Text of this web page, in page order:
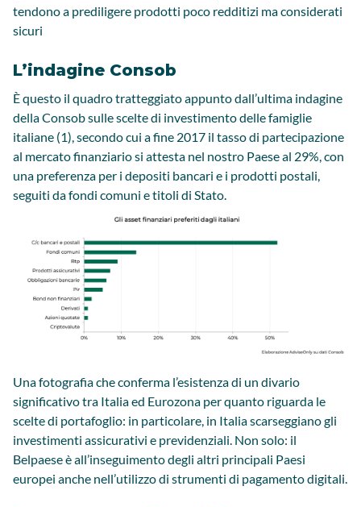
tendono a prediligere prodotti poco redditizi ma considerati
sicuri
L’indagine Consob
È questo il quadro tratteggiato appunto dall’ultima indagine
della Consob sulle scelte di investimento delle famiglie
italiane (1), secondo cui a fine 2017 il tasso di partecipazione
al mercato finanziario si attesta nel nostro Paese al 29%, con
una preferenza per i depositi bancari e i prodotti postali,
seguiti da fondi comuni e titoli di Stato.
Una fotografia che conferma l’esistenza di un divario
significativo tra Italia ed Eurozona per quanto riguarda le
scelte di portafoglio: in particolare, in Italia scarseggiano gli
investimenti assicurativi e previdenziali. Non solo: il
Belpaese è all’inseguimento degli altri principali Paesi
europei anche nell’utilizzo di strumenti di pagamento digitali.